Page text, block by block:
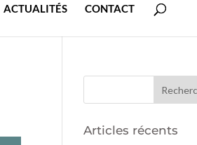
ACTUALITÉS CONTACT
Articles récents